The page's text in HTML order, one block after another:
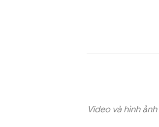
Video và hình